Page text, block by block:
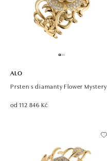
ALO
Prsten s diamanty Flower Mystery
od 112 846 Kč